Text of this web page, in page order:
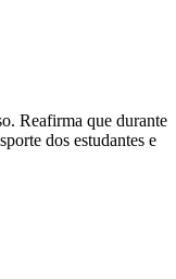
Reafirma que durante
dos estudantes e